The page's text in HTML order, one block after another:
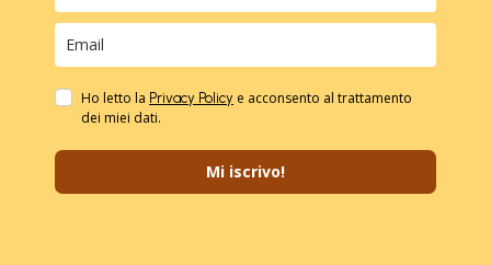
Ho letto la Privacy Policy e acconsento al trattamento
dei miei dati.
Mi iscrivo!